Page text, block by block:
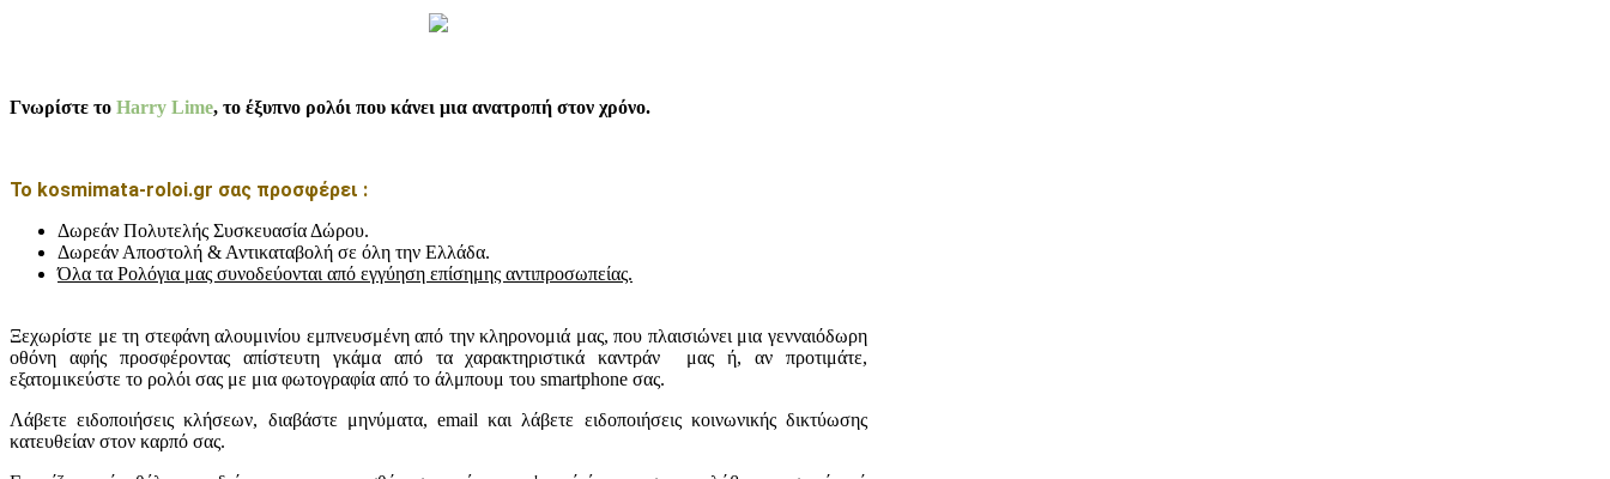
Γνωρίστε το Harry Lime, το έξυπνο ρολόι που κάνει μια ανατροπή στον χρόνο.
Το kosmimata-roloi.gr σας προσφέρει :
Δωρεάν Πολυτελής Συσκευασία Δώρου.
Δωρεάν Αποστολή & Αντικαταβολή σε όλη την Ελλάδα.
Όλα τα Ρολόγια μας συνοδεύονται από εγγύηση επίσημης αντιπροσωπείας.
Ξεχωρίστε με τη στεφάνη αλουμινίου εμπνευσμένη από την κληρονομιά μας, που πλαισιώνει μια γενναιόδωρη
οθόνη αφής προσφέροντας απίστευτη γκάμα από τα χαρακτηριστικά καντράν μας ή, αν προτιμάτε,
εξατομικεύστε το ρολόι σας με μια φωτογραφία από το άλμπουμ του smartphone σας.
Λάβετε ειδοποιήσεις κλήσεων, διαβάστε μηνύματα, email και λάβετε ειδοποιήσεις κοινωνικής δικτύωσης
κατευθείαν στον καρπό σας.